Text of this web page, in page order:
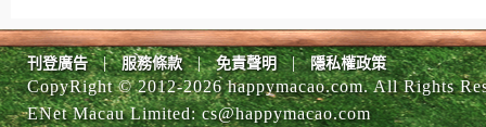
刊登廣告 | 服務條款 | 免責聲明 | 隱私權政策
CopyRight © 2012-2026 happymacao.com. All Rights
ENet Macau Limited:cs@happymacao.com